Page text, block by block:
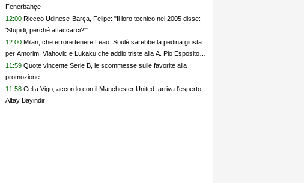
Fenerbahçe
12:00 Riecco Udinese-Barça, Felipe: "Il loro tecnico nel 2005 disse:
'Stupidi, perché attaccarci?'"
12:00 Milan, che errore tenere Leao. Soulè sarebbe la pedina giusta
per Amorim. Vlahovic e Lukaku che addio triste alla A. Pio Esposito
può spostare il valore dell’Inter. Cosa chiedo a Zola
11:59 Quote vincente Serie B, le scommesse sulle favorite alla
promozione
11:58 Celta Vigo, accordo con il Manchester United: arriva l'esperto
Altay Bayindir